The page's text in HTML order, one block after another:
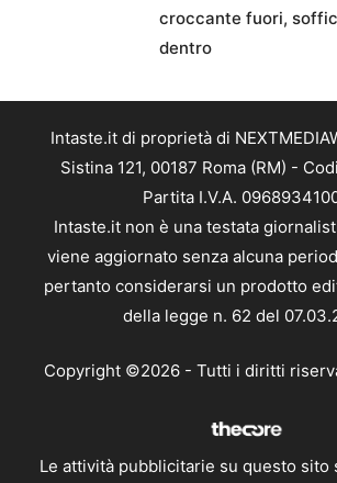
croccante fuori,
dentro
Intaste.it di proprietà di
Sistina 121, 00187 Roma (RM) -
Partita I.V.A.
Intaste.it non è una testata
viene aggiornato senza alcuna
pertanto considerarsi un prodotto
della legge n. 62 del
Copyright ©2026 - Tutti i diritti
Le attività pubblicitarie su questo sito